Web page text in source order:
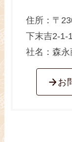
住所：〒
下末吉2-1-1
社名：森
お